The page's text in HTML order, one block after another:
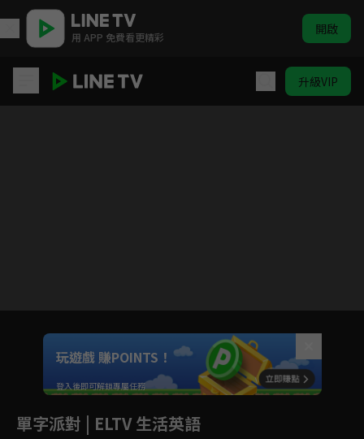
用 APP 免費看更精彩 開啟
升級VIP
Unmute
如有不便請見諒
玩遊戲 賺POINTS！
登入後即可解鎖專屬任務
單字派對 | ELTV 生活英語